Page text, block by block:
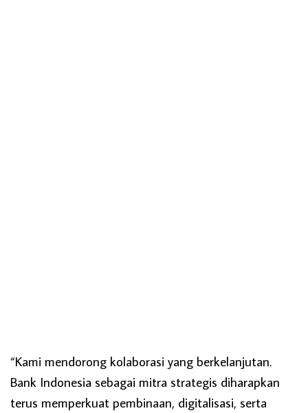
“Kami mendorong kolaborasi yang berkelanjutan.
Bank Indonesia sebagai mitra strategis diharapkan
terus memperkuat pembinaan, digitalisasi, serta